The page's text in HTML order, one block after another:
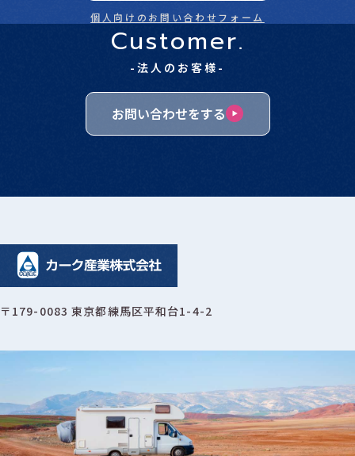
個人向けのお問い合わせフォーム
Customer.
-法人のお客様-
お問い合わせをする
〒179-0083 東京都練馬区平和台1-4-2